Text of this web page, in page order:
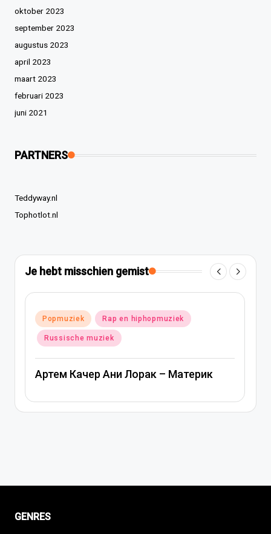
oktober 2023
september 2023
augustus 2023
april 2023
maart 2023
februari 2023
juni 2021
PARTNERS
Teddyway.nl
Tophotlot.nl
Je hebt misschien gemist
Geplaatst
in
Popmuziek Rap en hiphopmuziek
Russische muziek
Артем Качер Ани Лорак – Материк
GENRES